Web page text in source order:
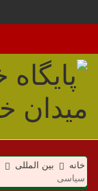
م
ی
خانه بین المللی
سیاسی